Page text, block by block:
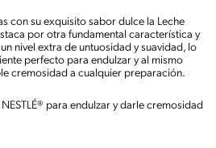
con su exquisito sabor dulce la Leche
por otra fundamental característica y
nivel extra de untuosidad y suavidad, lo
perfecto para endulzar y al mismo
cremosidad a cualquier preparación.
para endulzar y darle cremosidad